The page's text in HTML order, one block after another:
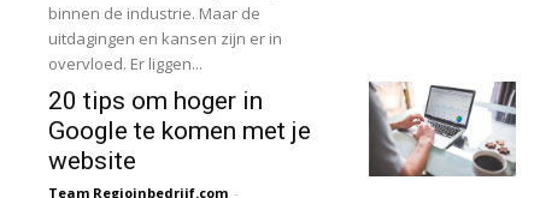
binnen de industrie. Maar de
uitdagingen en kansen zijn er in
overvloed. Er liggen...
20 tips om hoger in
Google te komen met je
website
Team Regioinbedrijf.com -